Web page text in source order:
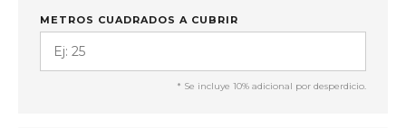
METROS CUADRADOS A CUBRIR
* Se incluye 10% adicional por desperdicio.